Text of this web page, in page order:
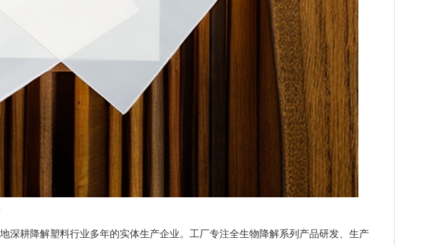
深耕降解塑料行业多年的实体生产企业。工厂专注全生物降解系列产品研发、生产